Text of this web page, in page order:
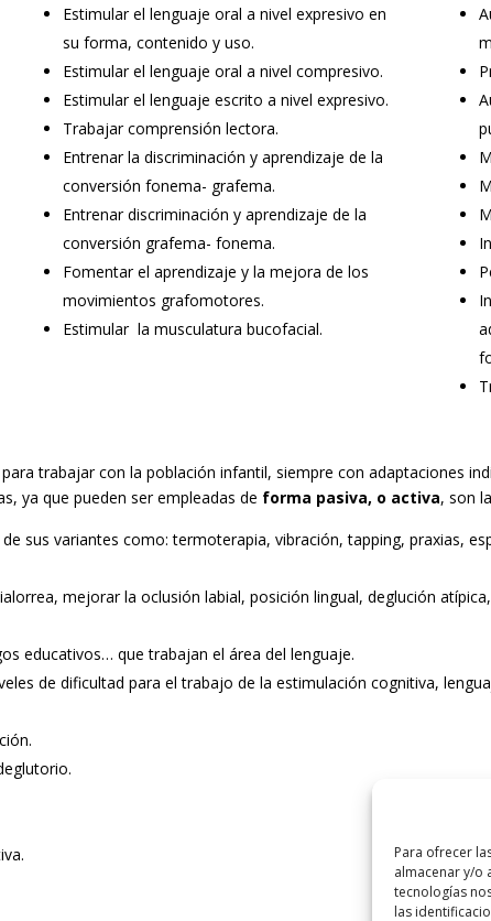
Para ofrecer
almacenar y/o
tecnologías
las
Estimular el lenguaje oral a nivel expresivo en
su forma, contenido y uso.
Estimular el lenguaje oral a nivel compresivo.
Estimular el lenguaje escrito a nivel expresivo.
Trabajar comprensión lectora.
Entrenar la discriminación y aprendizaje de la
conversión fonema- grafema.
Entrenar discriminación y aprendizaje de la
conversión grafema- fonema.
Fomentar el aprendizaje y la mejora de los
movimientos grafomotores.
Estimular la musculatura bucofacial.
trabajar con la población infantil, siempre con adaptaciones
ya que pueden ser empleadas de forma pasiva, o activa, son
sus variantes como: termoterapia, vibración, tapping, praxias,
mejorar la oclusión labial, posición lingual, deglución
educativos… que trabajan el área del lenguaje.
de dificultad para el trabajo de la estimulación cognitiva,